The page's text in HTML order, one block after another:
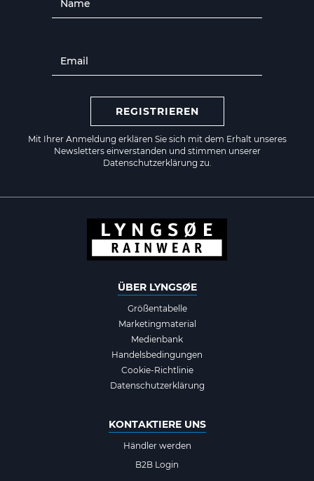
REGISTRIEREN
Mit Ihrer Anmeldung erklären Sie sich mit dem Erhalt unseres
Newsletters einverstanden und stimmen unserer
Datenschutzerklärung zu.
ÜBER LYNGSØE
Größentabelle
Marketingmaterial
Medienbank
Handelsbedingungen
Cookie-Richtlinie
Datenschutzerklärung
KONTAKTIERE UNS
Händler werden
B2B Login